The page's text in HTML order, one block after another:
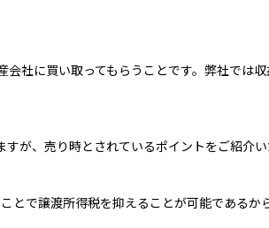
社に買い取ってもらうことです。弊社では
が、売り時とされているポイントをご紹介い
で譲渡所得税を抑えることが可能であるから